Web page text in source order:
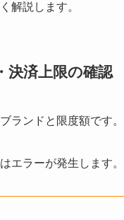
解説します。
決済上限の確認
ランドと限度額です。
エラーが発生します。